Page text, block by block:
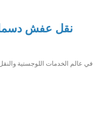
في عالم الخدمات اللوجستية